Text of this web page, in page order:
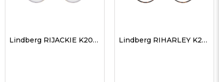
Lindberg RIJACKIE K208GT 44 Unisex Optik Gözlükler Lindberg RIHARLEY K204GT 43 Unisex Optik Gözlükler